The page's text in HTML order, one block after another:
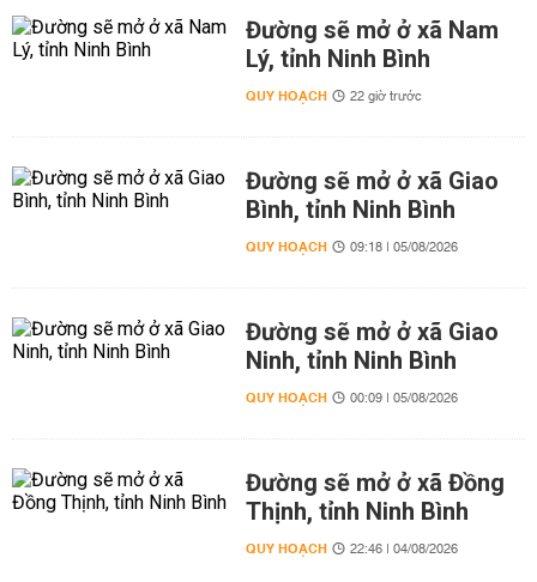
Đường sẽ mở ở xã Nam
Lý, tỉnh Ninh Bình
QUY HOẠCH 22 giờ trước
Đường sẽ mở ở xã Giao
Bình, tỉnh Ninh Bình
QUY HOẠCH 09:18 | 05/08/2026
Đường sẽ mở ở xã Giao
Ninh, tỉnh Ninh Bình
QUY HOẠCH 00:09 | 05/08/2026
Đường sẽ mở ở xã Đồng
Thịnh, tỉnh Ninh Bình
QUY HOẠCH 22:46 | 04/08/2026